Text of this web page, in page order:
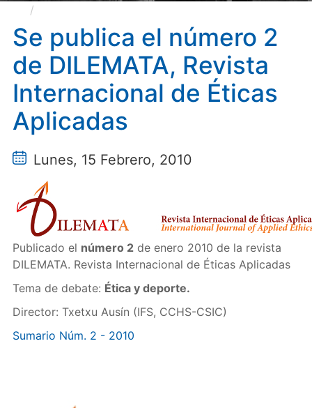
Internacional de Éticas Aplicadas
Se publica el número 2
de DILEMATA, Revista
Internacional de Éticas
Aplicadas
Lunes, 15 Febrero, 2010
Publicado el número 2de enero 2010 de la revista
DILEMATA. Revista Internacional de Éticas Aplicadas
Tema de debate: Ética y deporte.
Director: Txetxu Ausín (IFS, CCHS-CSIC)
Sumario Núm. 2 - 2010